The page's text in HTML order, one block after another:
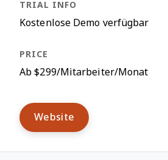
Kostenlose Demo verfügbar
Ab $299/Mitarbeiter/Monat
Website